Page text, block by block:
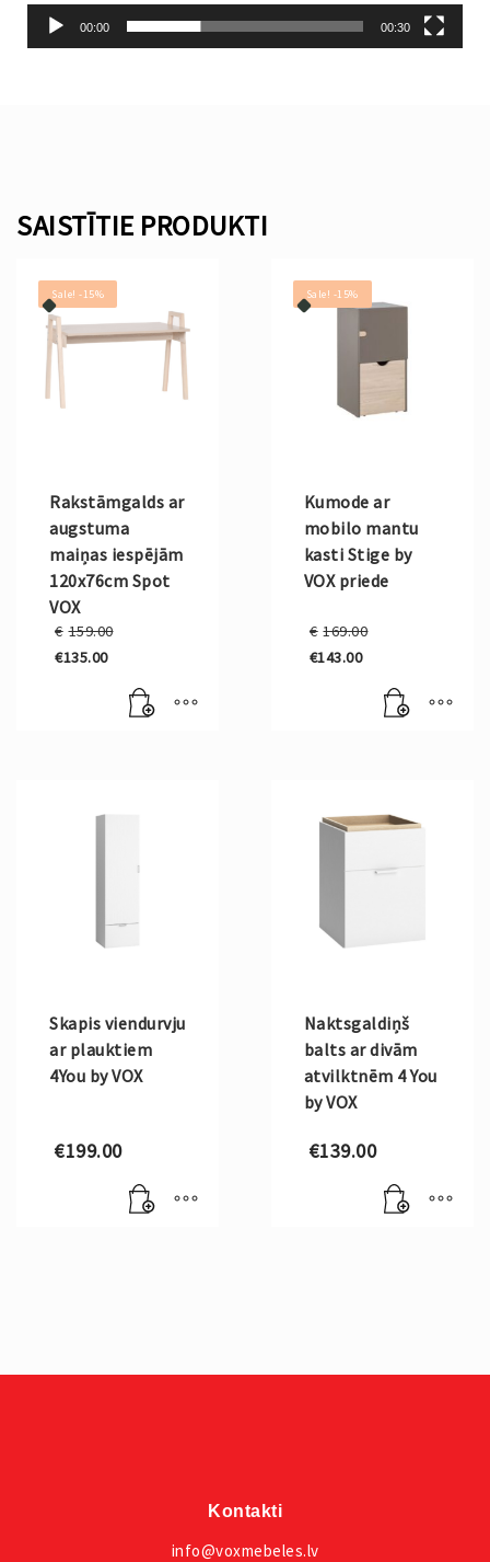
00:00 00:30
SAISTĪTIE PRODUKTI
Sale! -15%
Rakstāmgalds ar
augstuma
maiņas iespējām
120x76cm Spot
VOX
€ 159.00
€159.00.
€135.00
Sale! -15%
Kumode ar
mobilo mantu
kasti Stige by
VOX priede
€ 169.00
€169.00.
€143.00
Skapis viendurvju
ar plauktiem
4You by VOX
€199.00
Naktsgaldiņš
balts ar divām
atvilktnēm 4 You
by VOX
€139.00
Kontakti
info@voxmebeles.lv